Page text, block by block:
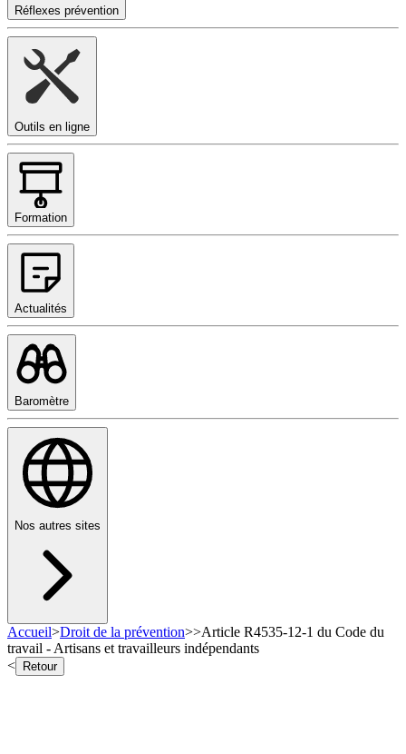
Réflexes prévention
Outils en ligne
Formation
Actualités
Baromètre
Nos autres sites
Accueil>Droit de la prévention>>Article R4535-12-1 du Code du
travail - Artisans et travailleurs indépendants
<
Retour